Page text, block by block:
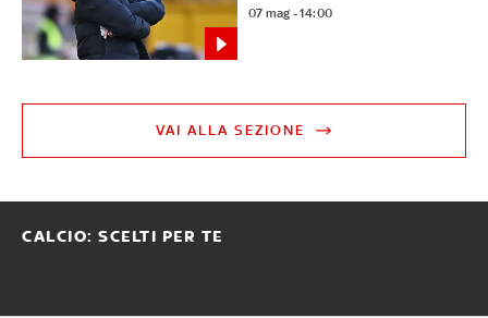
07 mag - 14:00
VAI ALLA SEZIONE
CALCIO: SCELTI PER TE